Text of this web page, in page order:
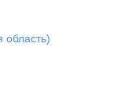
область)